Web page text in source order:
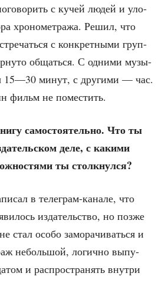
с кучей людей и уло­
хро­но­мет­ра­жа. Решил, что
с кон­крет­ны­ми груп­
общать­ся. С одни­ми музы­
15—30 минут, с дру­ги­ми — час.
фильм не поместить.
само­сто­я­тель­но. Что ты
деле, с каки­ми
ты столкнулся?
в теле­грам-кана­ле, что
изда­тель­ство, но поз­же
стал осо­бо замо­ра­чи­вать­ся и
неболь­шой, логич­но выпу­
и рас­про­стра­нять внут­ри